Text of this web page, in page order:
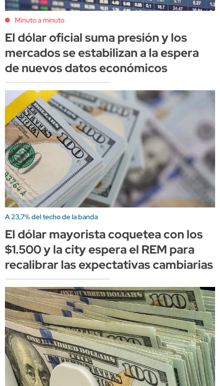
Minuto a minuto
El dólar oficial suma presión y los
mercados se estabilizan a la espera
de nuevos datos económicos
A 23,7% del techo de la banda
El dólar mayorista coquetea con los
$1.500 y la city espera el REM para
recalibrar las expectativas cambiarias